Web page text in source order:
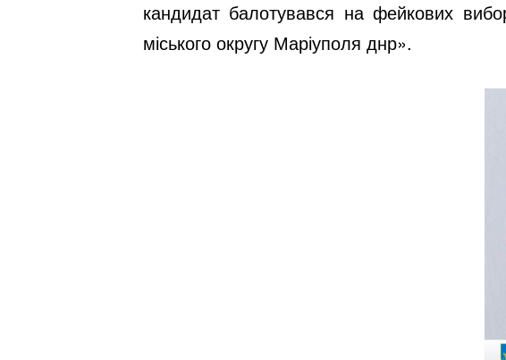
кандидат балотувався на фейкових
міського округу Маріуполя днр».